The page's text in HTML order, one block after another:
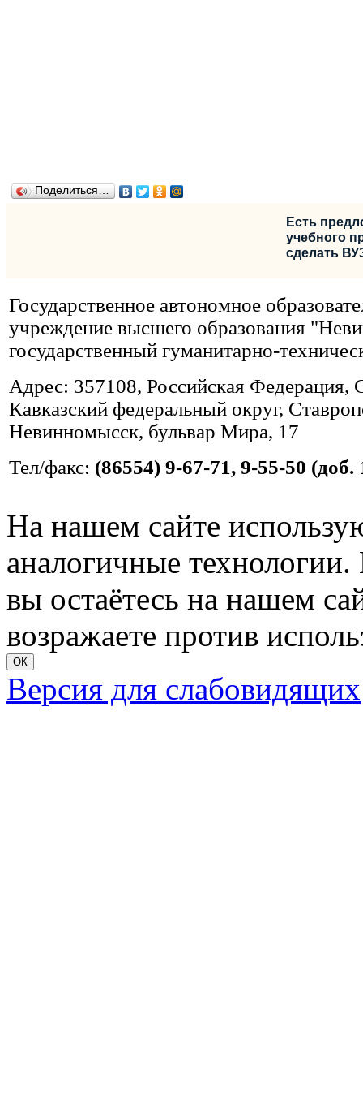
Поделиться…
Есть
учебного
сделать
Государственное автономное
учреждение высшего образования
государственный гуманитарно-
Адрес: 357108, Российская Федерация,
Кавказский федеральный округ,
Невинномысск, бульвар Мира, 17
Тел/факс: (86554) 9-67-71, 9-55-50 (доб.
На нашем сайте
аналогичные
вы остаётесь на нашем
возражаете против
ОК
Версия для слабовидящих